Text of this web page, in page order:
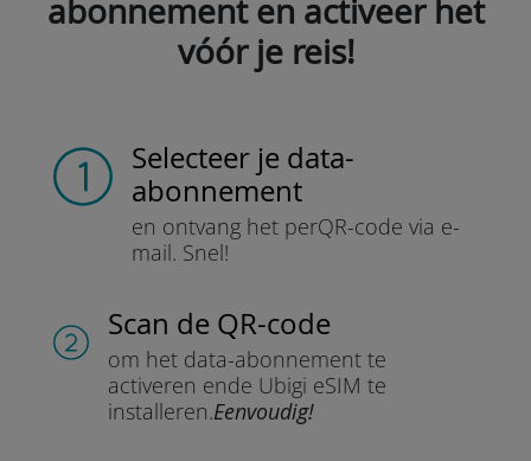
abonnement en activeer het
vóór je reis!
Selecteer je data-
abonnement
en ontvang het perQR-code via e-
mail. Snel!
Scan de QR-code
om het data-abonnement te
activeren ende Ubigi eSIM te
installeren.Eenvoudig!